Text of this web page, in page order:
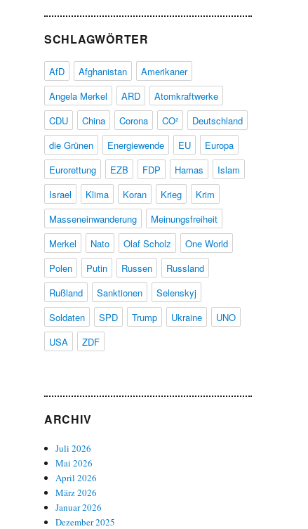
SCHLAGWÖRTER
AfD Afghanistan
Amerikaner
Angela Merkel
ARD
Atomkraftwerke
CDU
China Corona CO²
Deutschland
die Grünen
Energiewende EU
Europa
Eurorettung
EZB FDP Hamas
Islam
Israel
Klima Koran Krieg
Krim
Masseneinwanderung
Meinungsfreiheit
Merkel
Nato Olaf Scholz
One World
Polen
Putin Russen
Russland
Rußland
Sanktionen
Selenskyj
Soldaten
SPD Trump Ukraine
UNO
USA
ZDF
ARCHIV
Juli 2026
Mai 2026
April 2026
März 2026
Januar 2026
Dezember 2025